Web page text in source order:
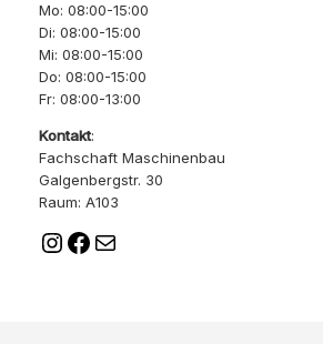
Mo: 08:00-15:00
Di: 08:00-15:00
Mi: 08:00-15:00
Do: 08:00-15:00
Fr: 08:00-13:00
Kontakt:
Fachschaft Maschinenbau
Galgenbergstr. 30
Raum: A103
Instagram
Facebook
E-Mail